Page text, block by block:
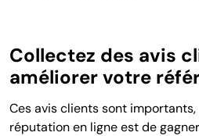
Collectez des avis
améliorer votre
Ces avis clients sont
réputation en ligne est de